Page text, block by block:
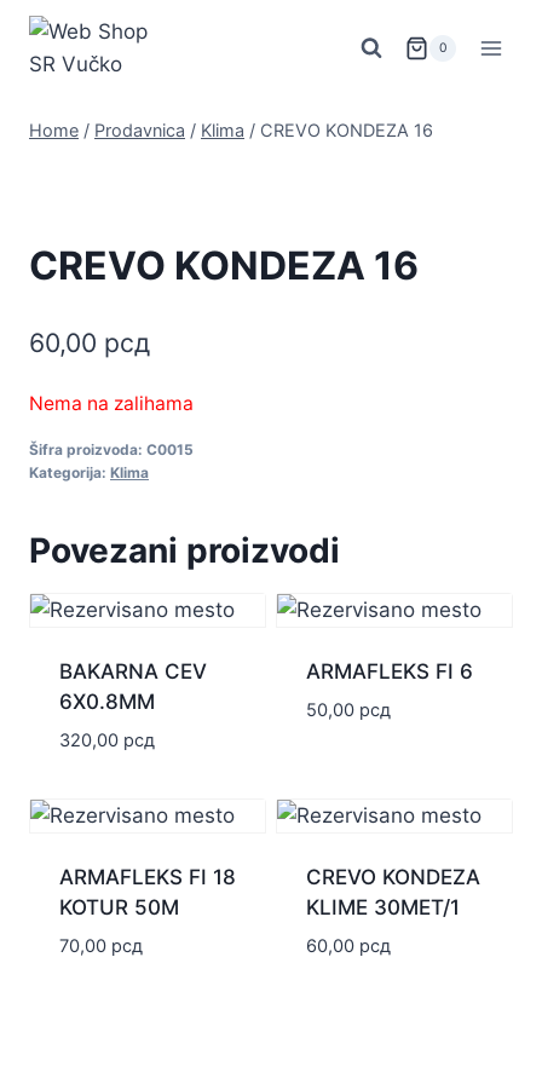
Skip
content
0
Home / Prodavnica / Klima / CREVO KONDEZA 16
CREVO KONDEZA 16
60,00 рсд
Nema na zalihama
Šifra proizvoda: C0015
Kategorija: Klima
Povezani proizvodi
BAKARNA CEV
6X0.8MM
320,00 рсд
ARMAFLEKS FI 6
50,00 рсд
ARMAFLEKS FI 18
KOTUR 50M
70,00 рсд
CREVO KONDEZA
KLIME 30MET/1
60,00 рсд